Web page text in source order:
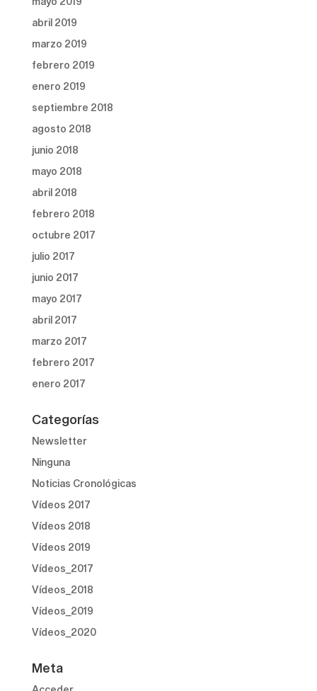
abril 2019
marzo 2019
febrero 2019
enero 2019
septiembre 2018
agosto 2018
junio 2018
mayo 2018
abril 2018
febrero 2018
octubre 2017
julio 2017
junio 2017
mayo 2017
abril 2017
marzo 2017
febrero 2017
enero 2017
Categorías
Newsletter
Ninguna
Noticias Cronológicas
Vídeos 2017
Vídeos 2018
Vídeos 2019
Vídeos_2017
Vídeos_2018
Vídeos_2019
Vídeos_2020
Meta